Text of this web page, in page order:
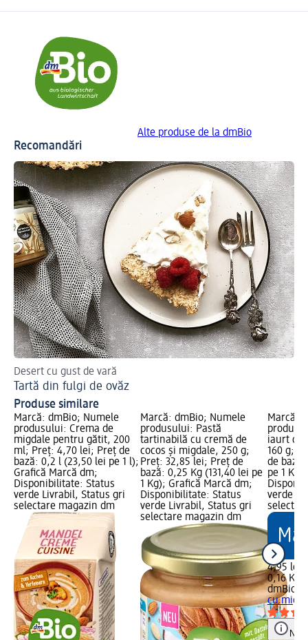
Alte produse de la dmBio
Recomandări
Desert cu gust de vară
Tartă din fulgi de ovăz
Produse similare
Marcă: dmBio; Numele
produsului: Crema de
migdale pentru gătit, 200
ml; Preț: 4,70 lei; Preț de
bază: 0,2 l (23,50 lei pe 1 l);
Grafică Marcă dm;
Disponibilitate: Status
verde Livrabil, Status gri
selectare magazin dm
Marcă: dmBio; Numele
produsului: Pastă
tartinabilă cu cremă de
cocos și migdale, 250 g;
Preț: 32,85 lei; Preț de
bază: 0,25 Kg (131,40 lei pe
1 Kg); Grafică Marcă dm;
Disponibilitate: Status
verde Livrabil, Status gri
selectare magazin dm
Marcă:
iaurt cu
160 g;
de
pe 1
verde
4,95 lei
0,16 Kg
dmBio
cu
Notă